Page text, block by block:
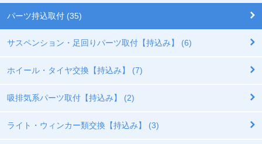
パーツ持込取付 (35)
サスペンション・足回りパーツ取付【持込み】 (6)
ホイール・タイヤ交換【持込み】 (7)
吸排気系パーツ取付【持込み】 (2)
ライト・ウィンカー類交換【持込み】 (3)